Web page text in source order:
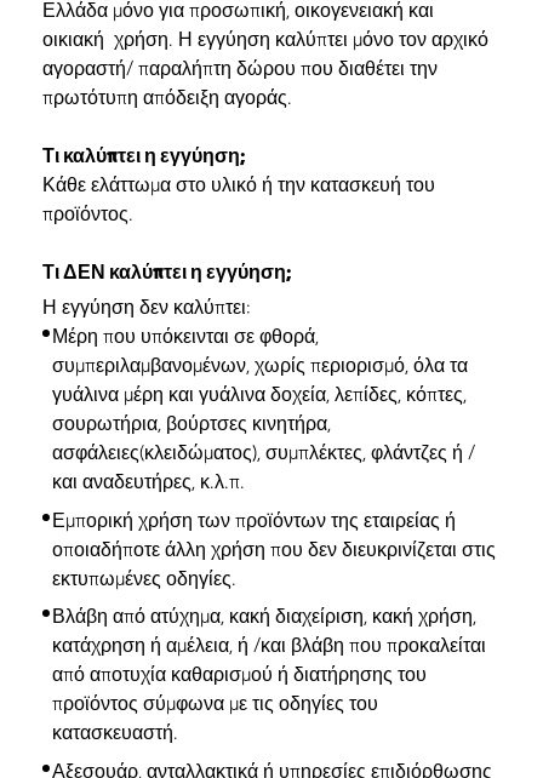
Ελλάδα μόνο για προσωπική, οικογενειακή και
οικιακή χρήση. Η εγγύηση καλύπτει μόνο τον αρχικό
αγοραστή/ παραλήπτη δώρου που διαθέτει την
πρωτότυπη απόδειξη αγοράς.
Τι καλύπτει η εγγύηση;
Κάθε ελάττωμα στο υλικό ή την κατασκευή του
προϊόντος.
Τι ΔΕΝ καλύπτει η εγγύηση;
Η εγγύηση δεν καλύπτει:
Μέρη που υπόκεινται σε φθορά,
συμπεριλαμβανομένων, χωρίς περιορισμό, όλα τα
γυάλινα μέρη και γυάλινα δοχεία, λεπίδες, κόπτες,
σουρωτήρια, βούρτσες κινητήρα,
ασφάλειες(κλειδώματος), συμπλέκτες, φλάντζες ή /
και αναδευτήρες, κ.λ.π.
Εμπορική χρήση των προϊόντων της εταιρείας ή
οποιαδήποτε άλλη χρήση που δεν διευκρινίζεται στις
εκτυπωμένες οδηγίες.
Βλάβη από ατύχημα, κακή διαχείριση, κακή χρήση,
κατάχρηση ή αμέλεια, ή /και βλάβη που προκαλείται
από αποτυχία καθαρισμού ή διατήρησης του
προϊόντος σύμφωνα με τις οδηγίες του
κατασκευαστή.
Αξεσουάρ, ανταλλακτικά ή υπηρεσίες επιδιόρθωσης